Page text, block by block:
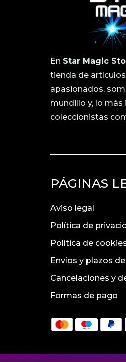
En Star Magic
tienda de
apasionados,
mundillo y, lo
coleccionistas
PÁGINAS
Aviso legal
Política de
Política de cookies
Envíos y plazos
Cancelaciones y
Formas de pago